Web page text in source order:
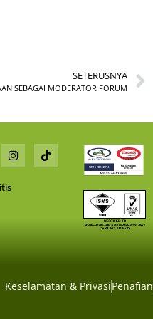
SETERUSNYA
SEBAGAI MODERATOR FORUM
Keselamatan & PrivasiPenafian